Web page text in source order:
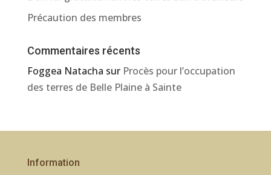
Précaution des membres
Commentaires récents
Foggea Natacha sur Procès pour l’occupation
des terres de Belle Plaine à Sainte
Information